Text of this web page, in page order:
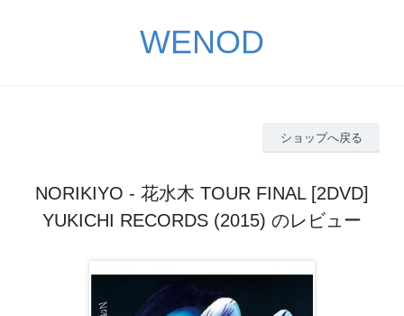
WENOD
ショップへ戻る
NORIKIYO - 花水木 TOUR FINAL [2DVD]
YUKICHI RECORDS (2015) のレビュー